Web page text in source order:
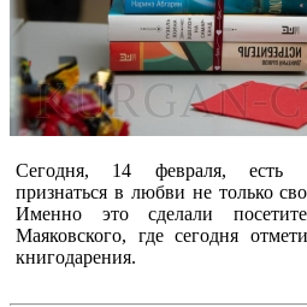
Сегодня, 14 февраля, есть
признаться в любви не только
Именно это сделали
Маяковского, где сегодня
книгодарения.